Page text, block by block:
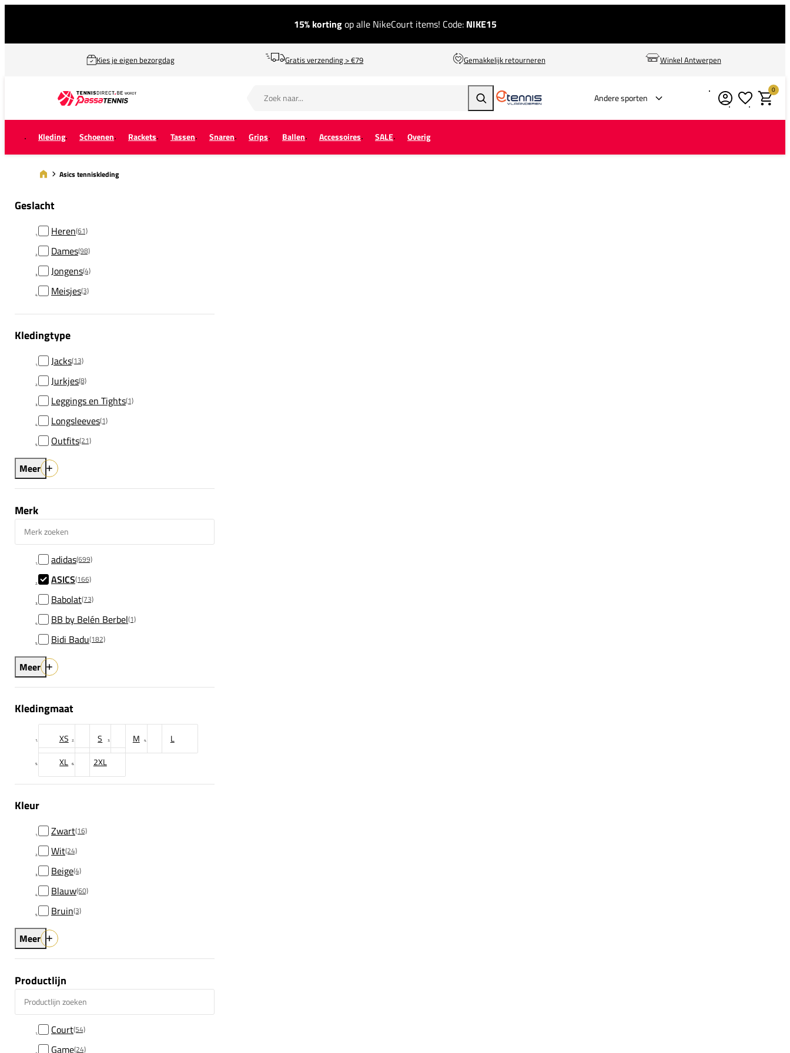
15% kortingop alle NikeCourt items! Code: NIKE15
Kies je eigen bezorgdag Gratis verzending > €79 Gemakkelijk retourneren Winkel Antwerpen
Zoeken Andere sporten Verlanglijstje
0
Kleding Schoenen Rackets Tassen Snaren Grips Ballen Accessoires SALE Overig
Asics tenniskleding
Geslacht
Heren(61)
Dames(98)
Jongens(4)
Meisjes(3)
Kledingtype
Jacks(13)
Jurkjes(8)
Leggings en Tights(1)
Longsleeves(1)
Outfits(21)
Meer
Merk
Merk zoeken
adidas(699)
ASICS(166)
Babolat(73)
BB by Belén Berbel(1)
Bidi Badu(182)
Meer
Kledingmaat
XS S M
L
XL
2XL
Kleur
Zwart(16)
Wit(24)
Beige(4)
Blauw(60)
Bruin(3)
Meer
Productlijn
Productlijn zoeken
Court(54)
Game(24)